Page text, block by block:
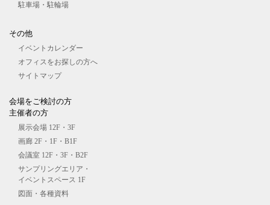
駐車場・駐輪場
その他
イベントカレンダー
オフィスをお探しの⽅へ
サイトマップ
会場をご検討の⽅
主催者の⽅
展⽰会場 12F・3F
画廊 2F・1F・B1F
会議室 12F・3F・B2F
サンプリングエリア・
イベントスペース 1F
図⾯・各種資料